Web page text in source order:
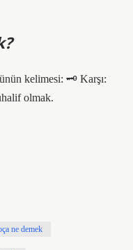
kelimesi: 🗝 Karşı:
olmak.
ne demek